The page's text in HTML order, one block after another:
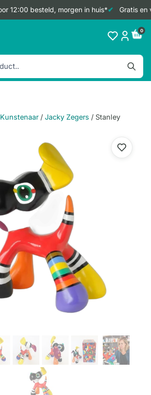
12:00 besteld, morgen in huis* Gratis en
0
Kunstenaar / Jacky Zegers / Stanley